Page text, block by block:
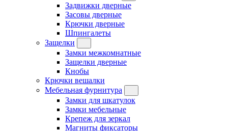
Задвижки дверные
Засовы дверные
Крючки дверные
Шпингалеты
Защелки
Замки межкомнатные
Защелки дверные
Кнобы
Крючки вешалки
Мебельная фурнитура
Замки для шкатулок
Замки мебельные
Крепеж для зеркал
Магниты фиксаторы